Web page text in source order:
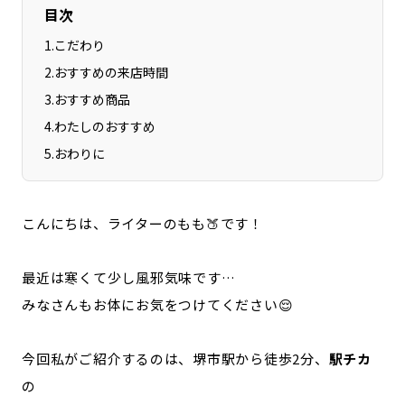
目次
1.こだわり
2.おすすめの来店時間
3.おすすめ商品
4.わたしのおすすめ
5.おわりに
こんにちは、ライターのもも🍑です！
最近は寒くて少し風邪気味です…
みなさんもお体にお気をつけてください😌
今回私がご紹介するのは、堺市駅から徒歩2分、 駅チカ
の